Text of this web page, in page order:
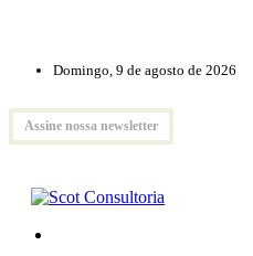
Domingo, 9 de agosto de 2026
Assine nossa newsletter